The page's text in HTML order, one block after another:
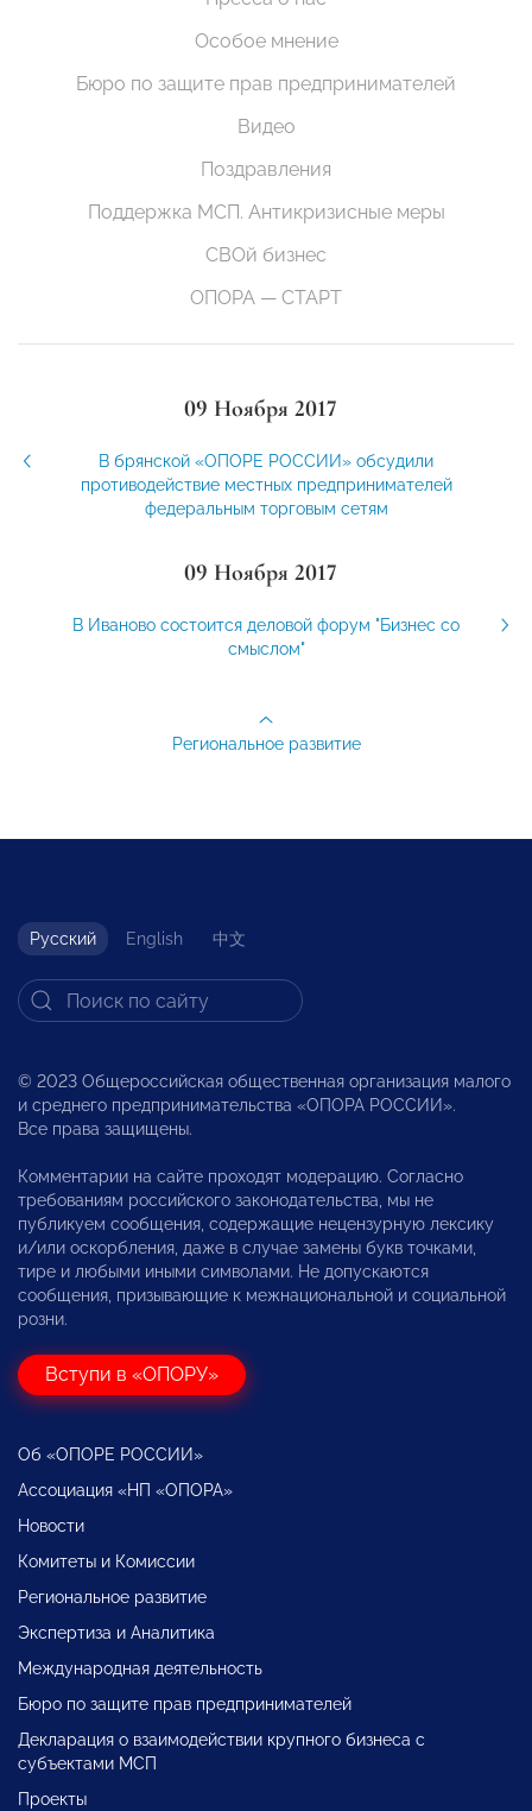
Особое мнение
Бюро по защите прав предпринимателей
Видео
Поздравления
Поддержка МСП. Антикризисные меры
СВОй бизнес
ОПОРА — СТАРТ
09 Ноября 2017
В брянской «ОПОРЕ РОССИИ» обсудили
противодействие местных предпринимателей
федеральным торговым сетям
09 Ноября 2017
В Иваново состоится деловой форум "Бизнес со
смыслом"
Региональное развитие
Русский English 中文
© 2023 Общероссийская общественная организация малого
и среднего предпринимательства «ОПОРА РОССИИ».
Все права защищены.
Комментарии на сайте проходят модерацию. Согласно
требованиям российского законодательства, мы не
публикуем сообщения, содержащие нецензурную лексику
и/или оскорбления, даже в случае замены букв точками,
тире и любыми иными символами. Не допускаются
сообщения, призывающие к межнациональной и социальной
розни.
Вступи в «ОПОРУ»
Об «ОПОРЕ РОССИИ»
Ассоциация «НП «ОПОРА»
Новости
Комитеты и Комиссии
Региональное развитие
Экспертиза и Аналитика
Международная деятельность
Бюро по защите прав предпринимателей
Декларация о взаимодействии крупного бизнеса с
субъектами МСП
Проекты